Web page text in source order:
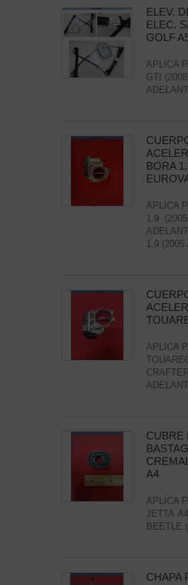
ELEV.
ELEC.
GOLF
APLICA
GTI
BORA
APLICA
1.9 (2005
1.9 (2005
APLICA
CUBRE
A4
APLICA
JETTA
BEETLE
CHAPA